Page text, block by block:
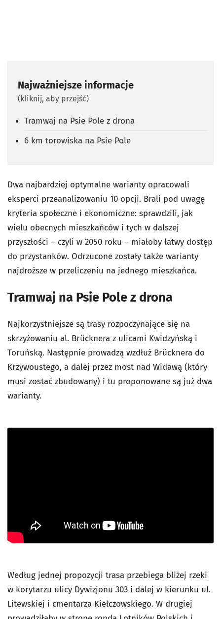
Najważniejsze informacje
(kliknij, aby przejść)
Tramwaj na Psie Pole z drona
6 km torowiska na Psie Pole
Dwa najbardziej optymalne warianty opracowali
eksperci przeanalizowaniu 10 opcji. Brali pod uwagę
kryteria społeczne i ekonomiczne: sprawdzili, jak
wielu obecnych mieszkańców i tych w dalszej
przyszłości – czyli w 2050 roku – miałoby łatwy dostęp
do przystanków. Odrzucone zostały także warianty
najdroższe w przeliczeniu na jednego mieszkańca.
Tramwaj na Psie Pole z drona
Najkorzystniejsze są trasy rozpoczynające się na
skrzyżowaniu al. Brücknera z ulicami Kwidzyńską i
Toruńską. Następnie prowadzą wzdłuż Brücknera do
Krzywoustego, a dalej przez most nad Widawą (który
musi zostać zbudowany) i tu proponowane są już dwa
warianty.
Według jednej propozycji trasa przebiega bliżej rzeki
w korytarzu ulicy Dywizjonu 303 i dalej w kierunku ul.
Litewskiej i cmentarza Kiełczowskiego. W drugiej